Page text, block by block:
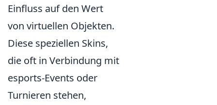
Einfluss auf den Wert
von virtuellen Objekten.
Diese speziellen Skins,
die oft in Verbindung mit
esports-Events oder
Turnieren stehen,